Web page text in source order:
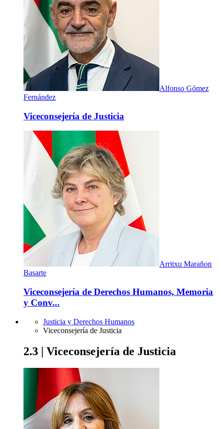
Alfonso Gómez
Fernández
Viceconsejería de Justicia
Arritxu Marañon
Basarte
Viceconsejería de Derechos Humanos, Memoria
y Conv...
Justicia y Derechos Humanos
Viceconsejería de Justicia
2.3 | Viceconsejería de Justicia